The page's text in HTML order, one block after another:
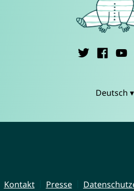
Deutsch ▾
Kontakt Presse